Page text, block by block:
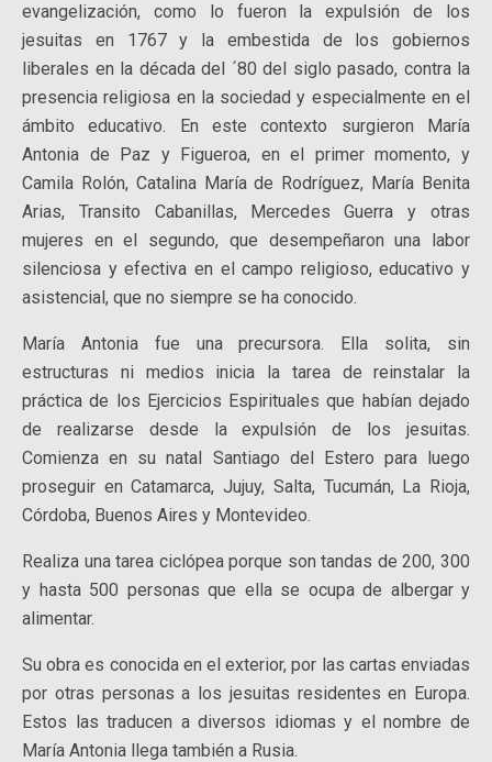
evangelización, como lo fueron la expulsión de los
jesuitas en 1767 y la embestida de los gobiernos
liberales en la década del ´80 del siglo pasado, contra la
presencia religiosa en la sociedad y especialmente en el
ámbito educativo. En este contexto surgieron María
Antonia de Paz y Figueroa, en el primer momento, y
Camila Rolón, Catalina María de Rodríguez, María Benita
Arias, Transito Cabanillas, Mercedes Guerra y otras
mujeres en el segundo, que desempeñaron una labor
silenciosa y efectiva en el campo religioso, educativo y
asistencial, que no siempre se ha conocido.
María Antonia fue una precursora. Ella solita, sin
estructuras ni medios inicia la tarea de reinstalar la
práctica de los Ejercicios Espirituales que habían dejado
de realizarse desde la expulsión de los jesuitas.
Comienza en su natal Santiago del Estero para luego
proseguir en Catamarca, Jujuy, Salta, Tucumán, La Rioja,
Córdoba, Buenos Aires y Montevideo.
Realiza una tarea ciclópea porque son tandas de 200, 300
y hasta 500 personas que ella se ocupa de albergar y
alimentar.
Su obra es conocida en el exterior, por las cartas enviadas
por otras personas a los jesuitas residentes en Europa.
Estos las traducen a diversos idiomas y el nombre de
María Antonia llega también a Rusia.